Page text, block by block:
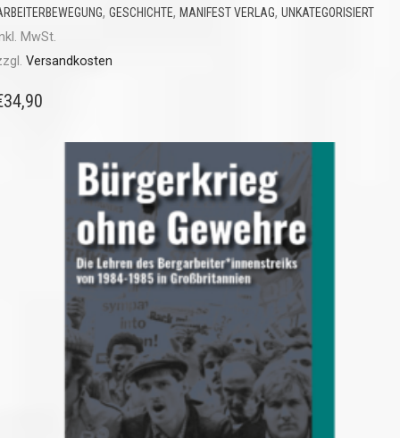
, GESCHICHTE, MANIFEST VERLAG, UNKATEGORISIERT
MwSt.
Versandkosten
34,90